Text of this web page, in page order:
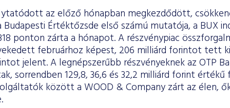
az előző hónapban megkezdődött,
Értéktőzsde első számú mutatója, a BUX
ponton zárta a hónapot. A részvénypiac
februárhoz képest, 206 milliárd forintot tett
jelent. A legnépszerűbb részvényeknek az OTP
sorrendben 129,8, 36,6 és 32,2 milliárd forint
között a WOOD & Company zárt az élen,